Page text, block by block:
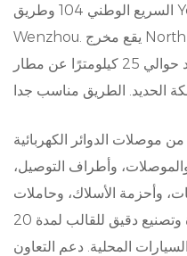
العمر والموثوقية.
مجموعة من الأجهزة، من
استشعار متطورة، توفر
التطبيقات.
التطبيقات:
ينتشر استخدام موصل 2 سنًا على نطاق واسع في
بما في ذلك على
السريع الوطني 104 وطريق Yongtaiwen السريع وجسر
Wenzhou. يقع مخرج North White Elephant على بعد 5
كيلومترات، ويبعد حوالي 25 كيلومترًا عن مطار Wenzhou
موصلات الدوائر الكهربائية
والموصلات، وأطراف التوصيل،
وأحزمة الأسلاك، وحاملات
المصابيح، مع تطوير منتجات جديدة وتصنيع دقيق للقالب لمدة 20